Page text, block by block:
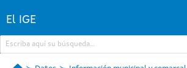
El IGE